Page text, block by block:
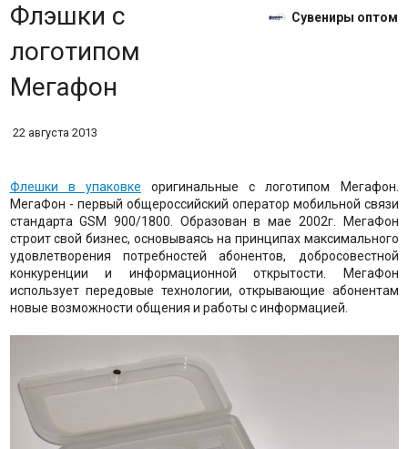
Флэшки с
логотипом
Мегафон
Сувениры оптом
22 августа 2013
Флешки в упаковке оригинальные с логотипом Мегафон.
МегаФон - первый общероссийский оператор мобильной связи
стандарта GSM 900/1800. Образован в мае 2002г. МегаФон
строит свой бизнес, основываясь на принципах максимального
удовлетворения потребностей абонентов, добросовестной
конкуренции и информационной открытости. МегаФон
использует передовые технологии, открывающие абонентам
новые возможности общения и работы с информацией.